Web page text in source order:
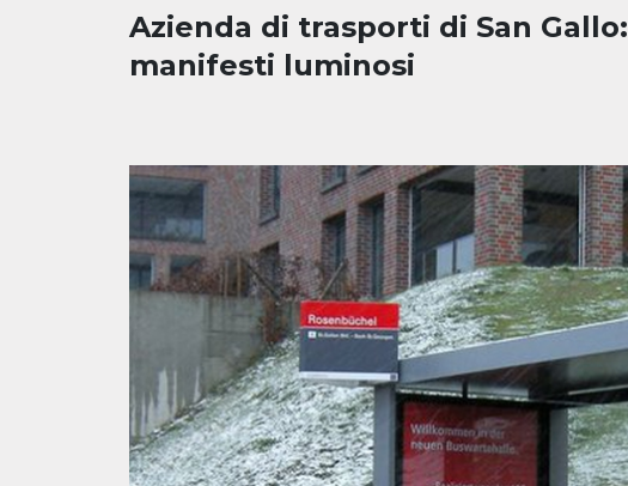
Azienda di trasporti di San
manifesti luminosi